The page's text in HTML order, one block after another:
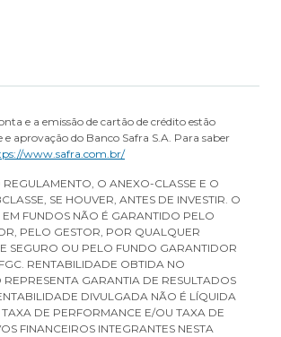
e a emissão de cartão de crédito estão
e aprovação do Banco Safra S.A. Para saber
www.safra.com.br/
REGULAMENTO, O ANEXO-CLASSE E O
SE HOUVER, ANTES DE INVESTIR. O
EM FUNDOS NÃO É GARANTIDO PELO
PELO GESTOR, POR QUALQUER
SEGURO OU PELO FUNDO GARANTIDOR
RENTABILIDADE OBTIDA NO
GARANTIA DE RESULTADOS
DIVULGADA NÃO É LÍQUIDA
DE PERFORMANCE E/OU TAXA DE
FINANCEIROS INTEGRANTES NESTA